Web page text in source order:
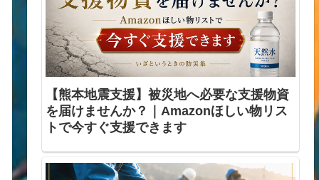
【熊本地震支援】被災地へ必要な支援物資
を届けませんか？｜Amazonほしい物リス
トで今すぐ支援できます